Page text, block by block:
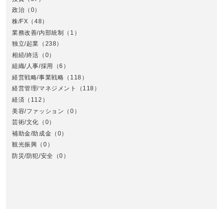
政治 （0）
株/FX （48）
業務改善/内部統制 （1）
独立/起業 （238）
相続/終活 （0）
組織/人事/採用
（6）
経営戦略/事業戦略 （118）
経営管理/マネジメント
（118）
経済 （112）
美容/ファッション （0）
芸術/文化 （0）
補助金/助成金 （0）
観光振興 （0）
防災/防犯/安全
（0）